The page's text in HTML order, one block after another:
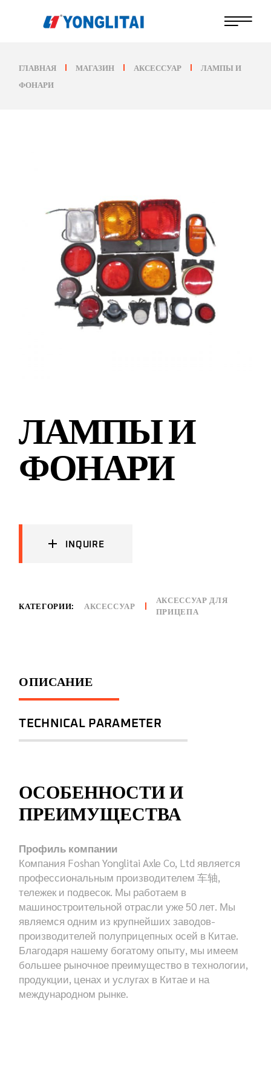
содержанию
ГЛАВНАЯ МАГАЗИН АКСЕССУАР ЛАМПЫ И
ФОНАРИ
ЛАМПЫ И
ФОНАРИ
INQUIRE
КАТЕГОРИИ: АКСЕССУАР
АКСЕССУАР ДЛЯ
ПРИЦЕПА
ОПИСАНИЕ
TECHNICAL PARAMETER
ОСОБЕННОСТИ И
ПРЕИМУЩЕСТВА
Профиль компании
Компания Foshan Yonglitai Axle Co, Ltd является
профессиональным производителем 车轴,
тележек и подвесок. Мы работаем в
машиностроительной отрасли уже 50 лет. Мы
являемся одним из крупнейших заводов-
производителей полуприцепных осей в Китае.
Благодаря нашему богатому опыту, мы имеем
большее рыночное преимущество в технологии,
продукции, ценах и услугах в Китае и на
международном рынке.